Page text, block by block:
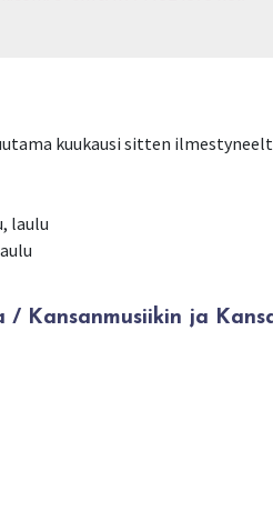
kuukausi sitten
laulu
Kansanmusiikin ja